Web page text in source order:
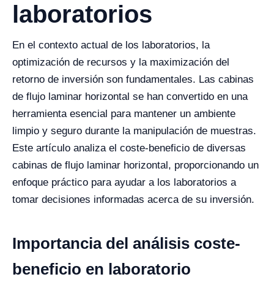
laboratorios
En el contexto actual de los laboratorios, la
optimización de recursos y la maximización del
retorno de inversión son fundamentales. Las cabinas
de flujo laminar horizontal se han convertido en una
herramienta esencial para mantener un ambiente
limpio y seguro durante la manipulación de muestras.
Este artículo analiza el coste-beneficio de diversas
cabinas de flujo laminar horizontal, proporcionando un
enfoque práctico para ayudar a los laboratorios a
tomar decisiones informadas acerca de su inversión.
Importancia del análisis coste-
beneficio en laboratorio